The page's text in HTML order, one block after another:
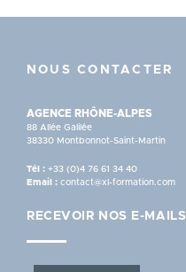
NOUS CONTACTER
AGENCE RHÔNE-ALPES
88 Allée Galilée
38330 Montbonnot-Saint-Martin
Tél : +33 (0)4 76 61 34 40
Email : contact@xl-formation.com
RECEVOIR NOS E-MAILS